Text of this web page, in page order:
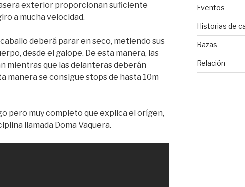
exterior proporcionan suficiente
a mucha velocidad.
deberá parar en seco, metiendo sus
desde el galope. De esta manera, las
mientras que las delanteras deberán
manera se consigue stops de hasta 10m
pero muy completo que explica el orígen,
llamada Doma Vaquera.
Eventos
Historias de
Razas
Relación